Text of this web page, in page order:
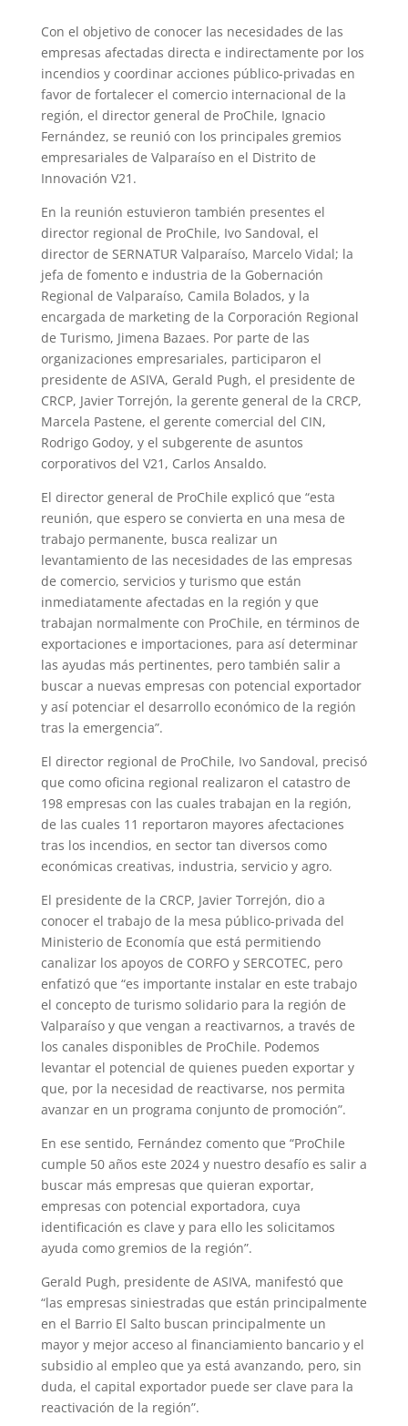
Con el objetivo de conocer las necesidades de las
empresas afectadas directa e indirectamente por los
incendios y coordinar acciones público-privadas en
favor de fortalecer el comercio internacional de la
región, el director general de ProChile, Ignacio
Fernández, se reunió con los principales gremios
empresariales de Valparaíso en el Distrito de
Innovación V21.
En la reunión estuvieron también presentes el
director regional de ProChile, Ivo Sandoval, el
director de SERNATUR Valparaíso, Marcelo Vidal; la
jefa de fomento e industria de la Gobernación
Regional de Valparaíso, Camila Bolados, y la
encargada de marketing de la Corporación Regional
de Turismo, Jimena Bazaes. Por parte de las
organizaciones empresariales, participaron el
presidente de ASIVA, Gerald Pugh, el presidente de
CRCP, Javier Torrejón, la gerente general de la CRCP,
Marcela Pastene, el gerente comercial del CIN,
Rodrigo Godoy, y el subgerente de asuntos
corporativos del V21, Carlos Ansaldo.
El director general de ProChile explicó que “esta
reunión, que espero se convierta en una mesa de
trabajo permanente, busca realizar un
levantamiento de las necesidades de las empresas
de comercio, servicios y turismo que están
inmediatamente afectadas en la región y que
trabajan normalmente con ProChile, en términos de
exportaciones e importaciones, para así determinar
las ayudas más pertinentes, pero también salir a
buscar a nuevas empresas con potencial exportador
y así potenciar el desarrollo económico de la región
tras la emergencia”.
El director regional de ProChile, Ivo Sandoval, precisó
que como oficina regional realizaron el catastro de
198 empresas con las cuales trabajan en la región,
de las cuales 11 reportaron mayores afectaciones
tras los incendios, en sector tan diversos como
económicas creativas, industria, servicio y agro.
El presidente de la CRCP, Javier Torrejón, dio a
conocer el trabajo de la mesa público-privada del
Ministerio de Economía que está permitiendo
canalizar los apoyos de CORFO y SERCOTEC, pero
enfatizó que “es importante instalar en este trabajo
el concepto de turismo solidario para la región de
Valparaíso y que vengan a reactivarnos, a través de
los canales disponibles de ProChile. Podemos
levantar el potencial de quienes pueden exportar y
que, por la necesidad de reactivarse, nos permita
avanzar en un programa conjunto de promoción”.
En ese sentido, Fernández comento que “ProChile
cumple 50 años este 2024 y nuestro desafío es salir a
buscar más empresas que quieran exportar,
empresas con potencial exportadora, cuya
identificación es clave y para ello les solicitamos
ayuda como gremios de la región”.
Gerald Pugh, presidente de ASIVA, manifestó que
“las empresas siniestradas que están principalmente
en el Barrio El Salto buscan principalmente un
mayor y mejor acceso al financiamiento bancario y el
subsidio al empleo que ya está avanzando, pero, sin
duda, el capital exportador puede ser clave para la
reactivación de la región”.